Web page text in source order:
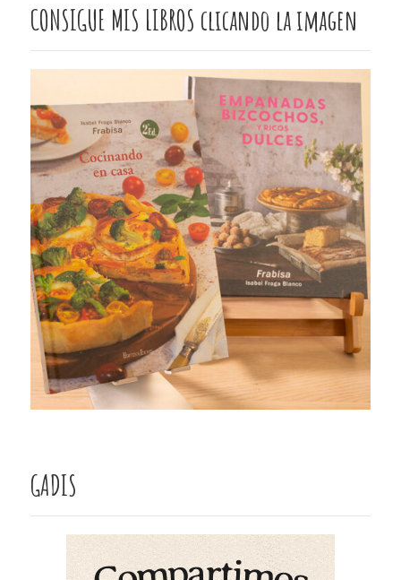
CONSIGUE MIS LIBROS clicando la imagen
GADIS